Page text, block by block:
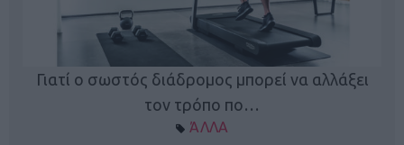
Γιατί ο σωστός διάδρομος μπορεί να αλλάξει
τον τρόπο πο…
ΆΛΛΑ